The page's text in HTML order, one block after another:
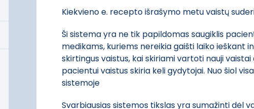
Kiekvieno e. recepto išrašymo metu vaistų
Ši sistema yra ne tik papildomas saugiklis
medikams, kuriems nereikia gaišti laiko ieškant
skirtingus vaistus, kai skiriami vartoti nauji
pacientui vaistus skiria keli gydytojai. Nuo šiol
sistemoje
Svarbiausias sistemos tikslas yra sumažinti dėl